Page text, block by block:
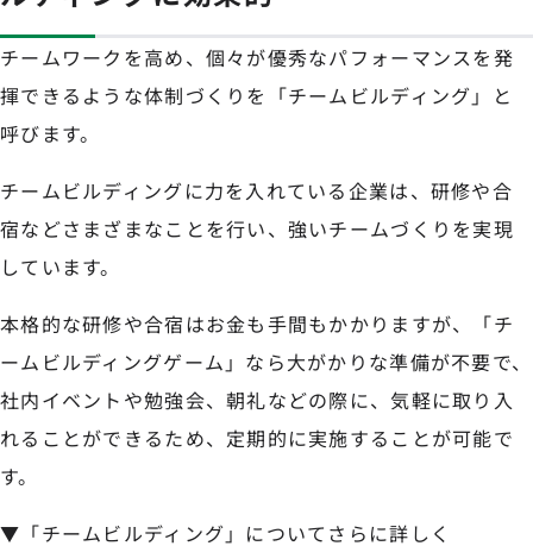
チームワークを高め、個々が優秀なパフォーマンスを発
揮できるような体制づくりを「チームビルディング」と
呼びます。
チームビルディングに力を入れている企業は、研修や合
宿などさまざまなことを行い、強いチームづくりを実現
しています。
本格的な研修や合宿はお金も手間もかかりますが、「チ
ームビルディングゲーム」なら大がかりな準備が不要で、
社内イベントや勉強会、朝礼などの際に、気軽に取り入
れることができるため、定期的に実施することが可能で
す。
▼「チームビルディング」についてさらに詳しく